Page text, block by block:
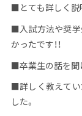
■とても詳しく説
■入試方法や奨学
かったです！！
■卒業生の話を聞
■詳しく教えてい
した。